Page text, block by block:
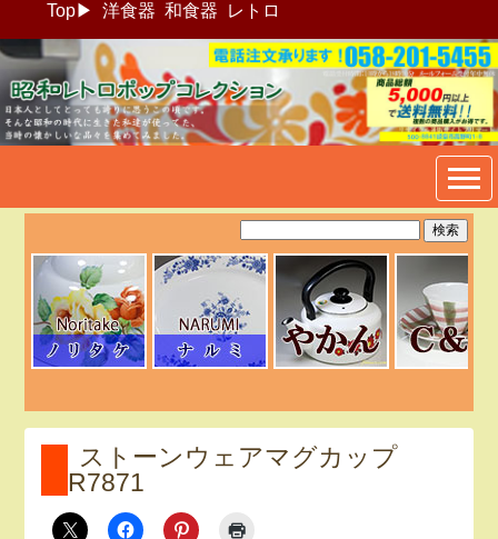
Top▶ 洋食器 和食器 レトロ
昭和レトロポップ食器生活雑
貨通販＠フリマート
ストーンウェアマグカップ
R7871